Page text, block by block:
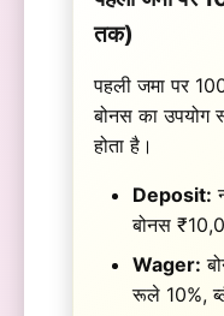
तक)
पहली जमा पर
बोनस का
होता है।
Deposit:
बोनस
Wager:
रूले 10%,